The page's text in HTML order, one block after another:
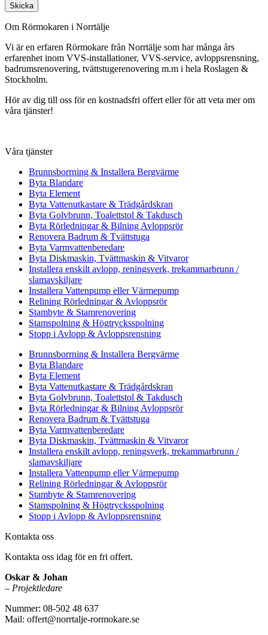
Skicka
Om Rörmokaren i Norrtälje
Vi är en erfaren Rörmokare från Norrtälje som har många års
erfarenhet inom VVS-installationer, VVS-service, avloppsrensning,
badrumsrenovering, tvättstugerenovering m.m i hela Roslagen &
Stockholm.
Hör av dig till oss för en kostnadsfri offert eller för att veta mer om
våra tjänster!
Våra tjänster
Brunnsborrning & Installera Bergvärme
Byta Blandare
Byta Element
Byta Vattenutkastare & Trädgårdskran
Byta Golvbrunn, Toalettstol & Takdusch
Byta Rörledningar & Bilning Avloppsrör
Renovera Badrum & Tvättstuga
Byta Varmvattenberedare
Byta Diskmaskin, Tvättmaskin & Vitvaror
Installera enskilt avlopp, reningsverk, trekammarbrunn /
slamavskiljare
Installera Vattenpump eller Värmepump
Relining Rörledningar & Avloppsrör
Stambyte & Stamrenovering
Stamspolning & Högtrycksspolning
Stopp i Avlopp & Avloppsrensning
Brunnsborrning & Installera Bergvärme
Byta Blandare
Byta Element
Byta Vattenutkastare & Trädgårdskran
Byta Golvbrunn, Toalettstol & Takdusch
Byta Rörledningar & Bilning Avloppsrör
Renovera Badrum & Tvättstuga
Byta Varmvattenberedare
Byta Diskmaskin, Tvättmaskin & Vitvaror
Installera enskilt avlopp, reningsverk, trekammarbrunn /
slamavskiljare
Installera Vattenpump eller Värmepump
Relining Rörledningar & Avloppsrör
Stambyte & Stamrenovering
Stamspolning & Högtrycksspolning
Stopp i Avlopp & Avloppsrensning
Kontakta oss
Kontakta oss idag för en fri offert.
Oskar & Johan
– Projektledare
Nummer: 08-502 48 637
Mail: offert@norrtalje-rormokare.se